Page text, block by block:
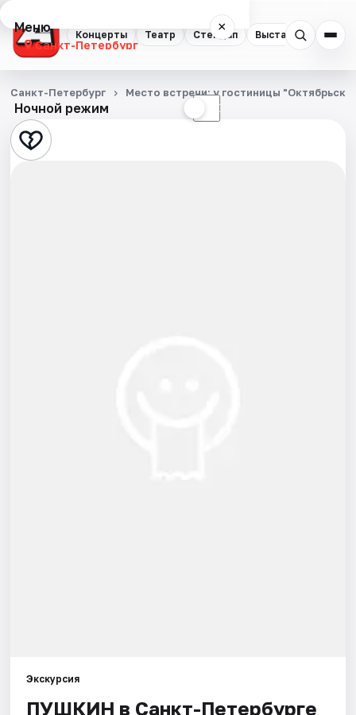
Концерты Театр Стендап Выставки
Меню ×
Санкт-Петербург
Концерты
Театр
Стендап
Ночной режим ☾
Санкт-Петербург Место встречи: у гостиницы
Экскурсия
ПУШКИН в Санкт-Петербурге